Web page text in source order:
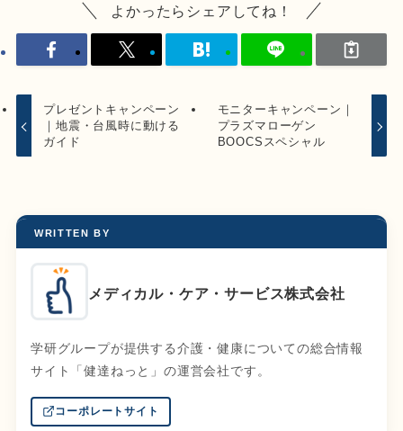
よかったらシェアしてね！
プレゼントキャンペーン
｜地震・台風時に動ける
ガイド
モニターキャンペーン｜
プラズマローゲン
BOOCSスペシャル
WRITTEN BY
メディカル・ケア・サービス株式会社
学研グループが提供する介護・健康についての総合情報
サイト「健達ねっと」の運営会社です。
コーポレートサイト